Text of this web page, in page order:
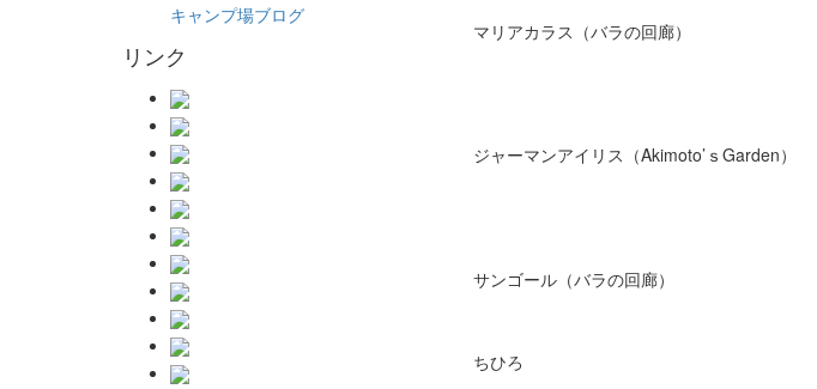
マリアカラス（バラの回廊）
ジャーマンアイリス（Akimoto’ｓGarden）
サンゴール（バラの回廊）
ちひろ
キャンプ場ブログ
リンク